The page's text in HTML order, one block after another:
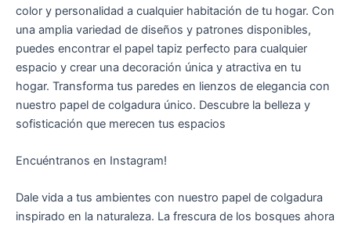
color y personalidad a cualquier habitación de tu hogar. Con
una amplia variedad de diseños y patrones disponibles,
puedes encontrar el papel tapiz perfecto para cualquier
espacio y crear una decoración única y atractiva en tu
hogar. Transforma tus paredes en lienzos de elegancia con
nuestro papel de colgadura único. Descubre la belleza y
sofisticación que merecen tus espacios
Encuéntranos en Instagram!
Dale vida a tus ambientes con nuestro papel de colgadura
inspirado en la naturaleza. La frescura de los bosques ahora